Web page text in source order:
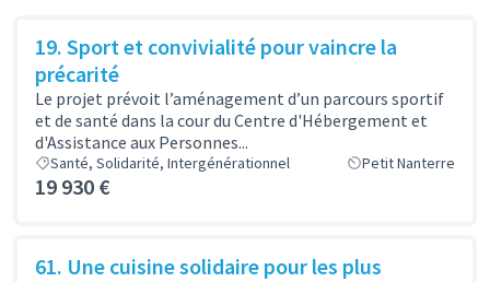
19. Sport et convivialité pour vaincre la
précarité
Le projet prévoit l’aménagement d’un parcours sportif
et de santé dans la cour du Centre d'Hébergement et
d'Assistance aux Personnes...
Santé, Solidarité, Intergénérationnel Petit Nanterre
19 930 €
61. Une cuisine solidaire pour les plus